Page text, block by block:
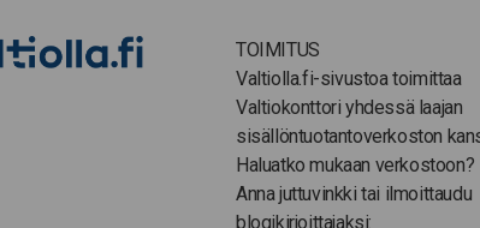
TOIMITUS
Valtiolla.fi-sivustoa toimittaa
Valtiokonttori yhdessä laajan
sisällöntuotantoverkoston
Haluatko mukaan verkostoon?
Anna juttuvinkki tai ilmoittaudu
blogikirjoittajaksi: